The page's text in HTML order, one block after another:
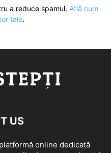
a reduce spamul. Află cum
tale.
US
online dedicată